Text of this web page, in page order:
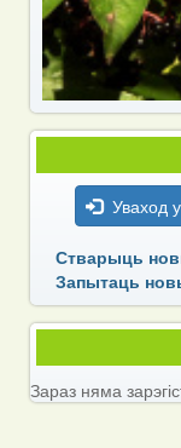
Уваход
Стварыць
Запытаць
Зараз няма